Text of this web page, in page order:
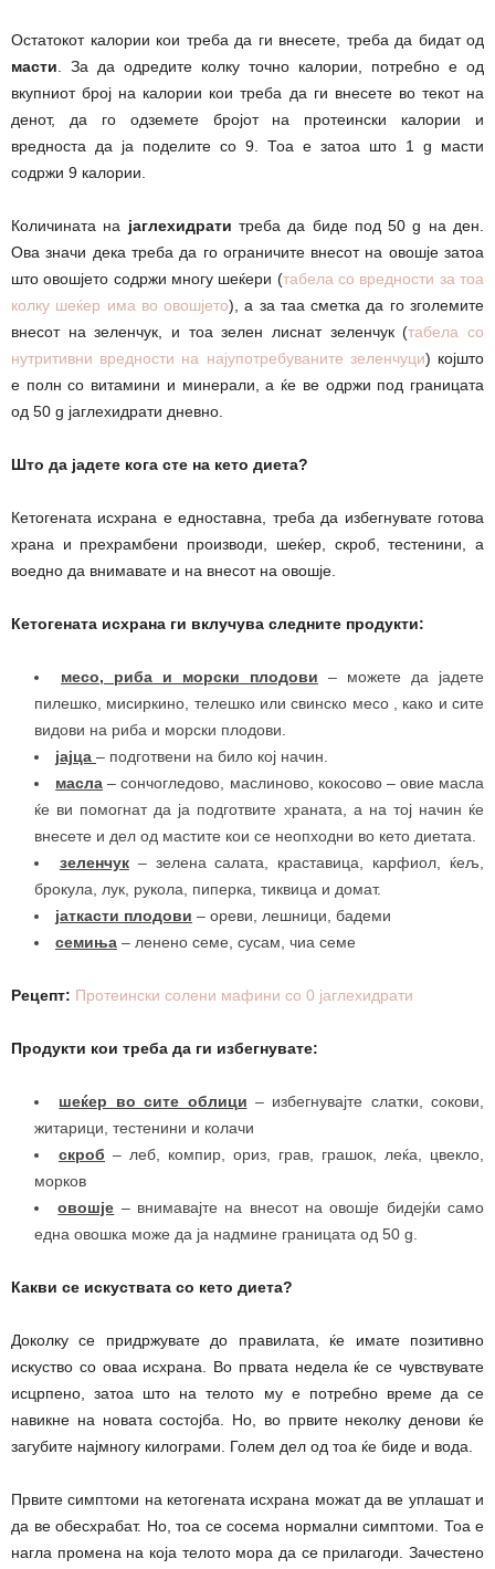
Остатокот калории кои треба да ги внесете, треба да бидат од
масти . За да одредите колку точно калории, потребно е од
вкупниот број на калории кои треба да ги внесете во текот на
денот, да го одземете бројот на протеински калории и
вредноста да ја поделите со 9. Тоа е затоа што 1 g масти
содржи 9 калории.
Количината на јаглехидрати треба да биде под 50 g на ден.
Ова значи дека треба да го ограничите внесот на овошје затоа
што овошјето содржи многу шеќери (табела со вредности за тоа
колку шеќер има во овошјето), а за таа сметка да го зголемите
внесот на зеленчук, и тоа зелен лиснат зеленчук (табела со
нутритивни вредности на најупотребуваните зеленчуци) којшто
е полн со витамини и минерали, а ќе ве одржи под границата
од 50 g јаглехидрати дневно.
Што да јадете кога сте на кето диета?
Кетогената исхрана е едноставна, треба да избегнувате готова
храна и прехрамбени производи, шеќер, скроб, тестенини, а
воедно да внимавате и на внесот на овошје.
Кетогената исхрана ги вклучува следните продукти:
месо, риба и морски плодови – можете да јадете
пилешко, мисиркино, телешко или свинско месо , како и сите
видови на риба и морски плодови.
јајца – подготвени на било кој начин.
масла – сончогледово, маслиново, кокосово – овие масла
ќе ви помогнат да ја подготвите храната, а на тој начин ќе
внесете и дел од мастите кои се неопходни во кето диетата.
зеленчук– зелена салата, краставица, карфиол, ќељ,
брокула, лук, рукола, пиперка, тиквица и домат.
јаткасти плодови – ореви, лешници, бадеми
семиња – ленено семе, сусам, чиа семе
Рецепт: Протеински солени мафини со 0 јаглехидрати
Продукти кои треба да ги избегнувате:
шеќер во сите облици – избегнувајте слатки, сокови,
житарици, тестенини и колачи
скроб – леб, компир, ориз, грав, грашок, леќа, цвекло,
морков
овошје – внимавајте на внесот на овошје бидејќи само
една овошка може да ја надмине границата од 50 g.
Какви се искуствата со кето диета?
Доколку се придржувате до правилата, ќе имате позитивно
искуство со оваа исхрана. Во првата недела ќе се чувствувате
исцрпено, затоа што на телото му е потребно време да се
навикне на новата состојба. Но, во првите неколку денови ќе
загубите најмногу килограми. Голем дел од тоа ќе биде и вода.
Првите симптоми на кетогената исхрана можат да ве уплашат и
да ве обесхрабат. Но, тоа се сосема нормални симптоми. Тоа е
нагла промена на која телото мора да се прилагоди. Зачестено